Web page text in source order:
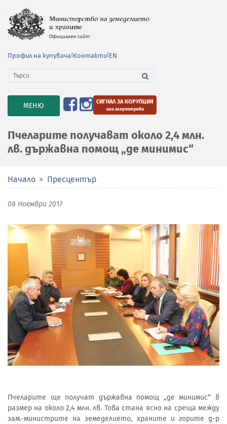
Профил на купувача Контакти EN
TOGGLE
NAVIGATION
МЕНЮ СИГНАЛ ЗА КОРУПЦИЯ
или злоупотреби
Пчеларите получават около 2,4 млн.
лв. държавна помощ „де минимис“
Начало Пресцентър
08 Ноември 2017
Пчеларите ще получат държавна помощ „де минимис“ в
размер на около 2,4 млн. лв. Това стана ясно на среща между
зам.-министрите на земеделието, храните и горите д-р